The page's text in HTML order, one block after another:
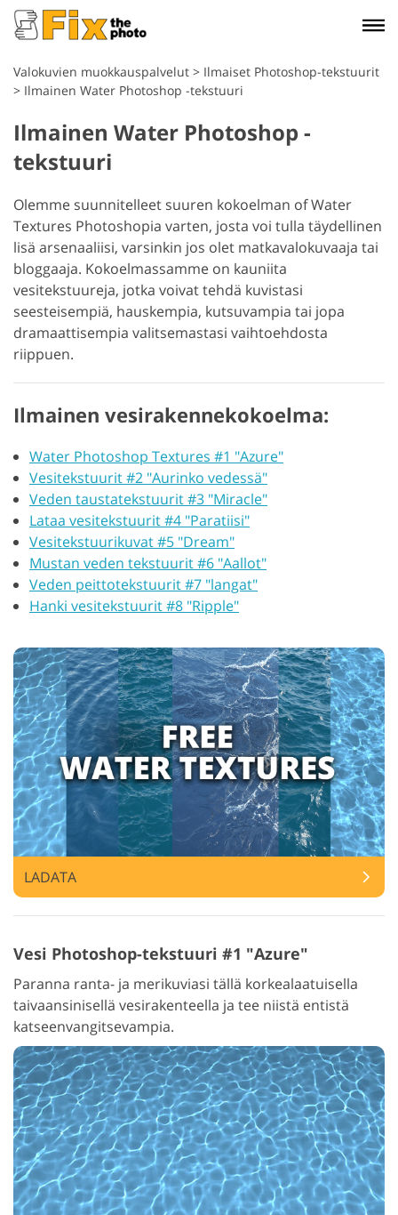
Valokuvien muokkauspalvelut > Ilmaiset Photoshop-tekstuurit
> Ilmainen Water Photoshop -tekstuuri
Ilmainen Water Photoshop -
tekstuuri
Olemme suunnitelleet suuren kokoelman of Water
Textures Photoshopia varten, josta voi tulla täydellinen
lisä arsenaaliisi, varsinkin jos olet matkavalokuvaaja tai
bloggaaja. Kokoelmassamme on kauniita
vesitekstuureja, jotka voivat tehdä kuvistasi
seesteisempiä, hauskempia, kutsuvampia tai jopa
dramaattisempia valitsemastasi vaihtoehdosta
riippuen.
Ilmainen vesirakennekokoelma:
Water Photoshop Textures #1 "Azure"
Vesitekstuurit #2 "Aurinko vedessä"
Veden taustatekstuurit #3 "Miracle"
Lataa vesitekstuurit #4 "Paratiisi"
Vesitekstuurikuvat #5 "Dream"
Mustan veden tekstuurit #6 "Aallot"
Veden peittotekstuurit #7 "langat"
Hanki vesitekstuurit #8 "Ripple"
LADATA
Vesi Photoshop-tekstuuri #1 "Azure"
Paranna ranta- ja merikuviasi tällä korkealaatuisella
taivaansinisellä vesirakenteella ja tee niistä entistä
katseenvangitsevampia.